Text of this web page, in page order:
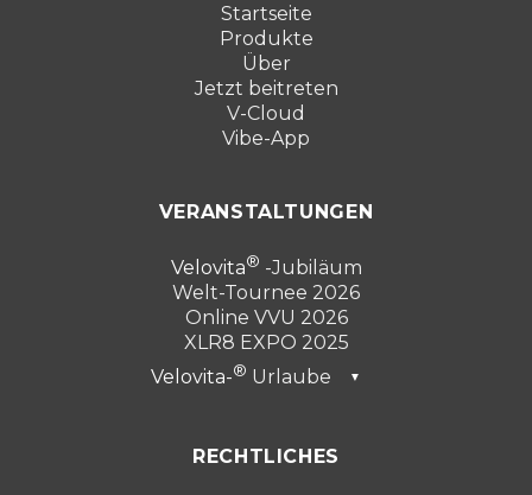
Startseite
Produkte
Über
Jetzt beitreten
V-Cloud
Vibe-App
VERANSTALTUNGEN
Velovita
-Jubiläum
Welt-Tournee 2026
Online VVU 2026
XLR8 EXPO 2025
Velovita-
Urlaube ▼
Türkei 2025
RECHTLICHES